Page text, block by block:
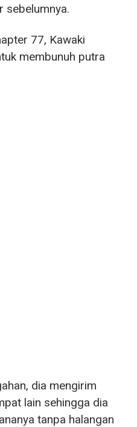
sebelumnya.
77, Kawaki
membunuh putra
dia mengirim
lain sehingga dia
tanpa halangan